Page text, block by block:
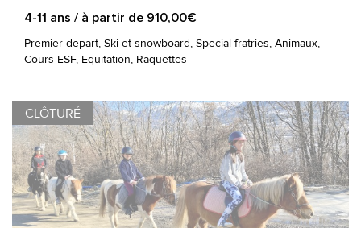
4-11 ans / à partir de 910,00€
Premier départ, Ski et snowboard, Spécial fratries, Animaux,
Cours ESF, Equitation, Raquettes
CLÔTURÉ